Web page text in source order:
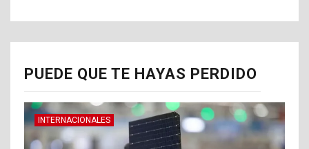
PUEDE QUE TE HAYAS PERDIDO
INTERNACIONALES